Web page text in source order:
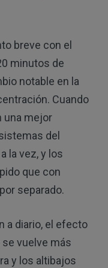
breve con el
minutos de
notable en la
Cuando
una mejor
del
la vez, y los
que con
separado.
a diario, el efecto
vuelve más
y los altibajos